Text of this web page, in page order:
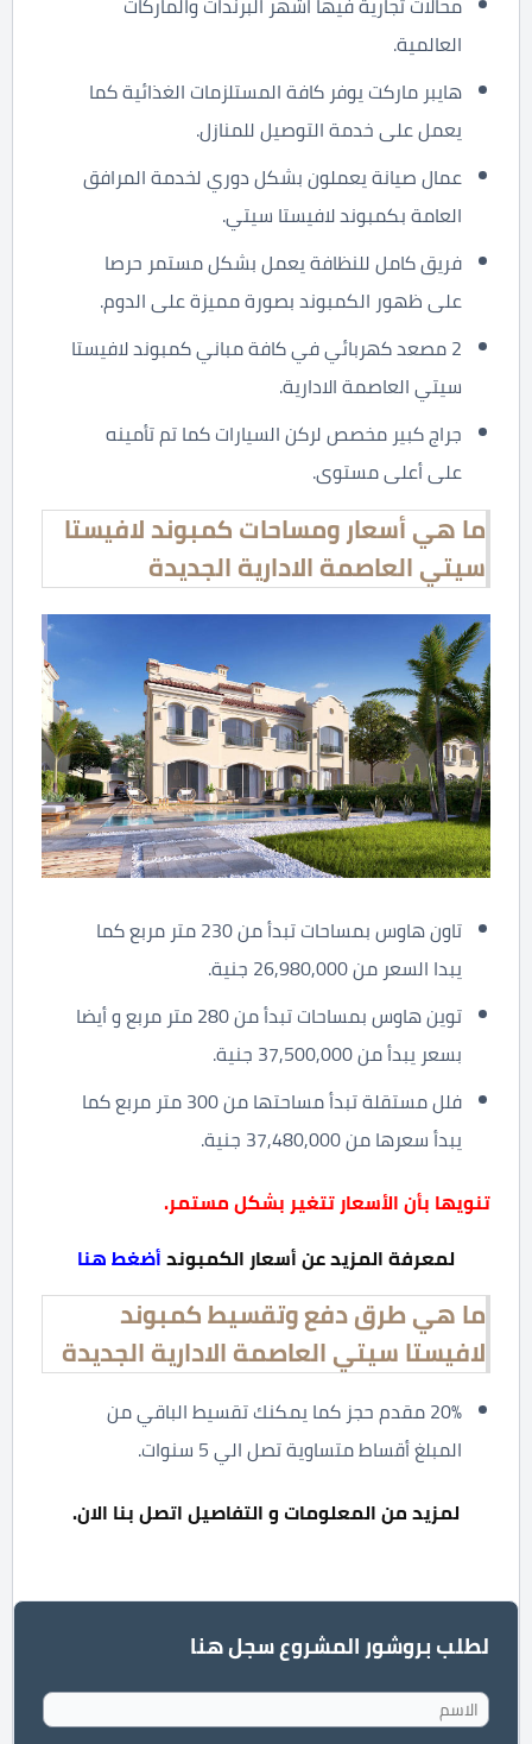
العالمية.
هايبر ماركت يوفر كافة المستلزمات الغذائية كما
يعمل على خدمة التوصيل للمنازل.
عمال صيانة يعملون بشكل دوري لخدمة المرافق
العامة بكمبوند لافيستا سيتي.
فريق كامل للنظافة يعمل بشكل مستمر حرصا
على ظهور الكمبوند بصورة مميزة على الدوم.
2 مصعد كهربائي في كافة مباني كمبوند لافيستا
سيتي العاصمة الادارية.
جراج كبير مخصص لركن السيارات كما تم تأمينه
على أعلى مستوى.
ما هي أسعار ومساحات كمبوند لافيستا
سيتي العاصمة الادارية الجديدة
تاون هاوس بمساحات تبدأ من 230 متر مربع كما
يبدا السعر من 26,980,000 جنية.
توين هاوس بمساحات تبدأ من 280 متر مربع و أيضا
بسعر يبدأ من 37,500,000 جنية.
فلل مستقلة تبدأ مساحتها من 300 متر مربع كما
يبدأ سعرها من 37,480,000 جنية.
تنويها بأن الأسعار تتغير بشكل مستمر.
لمعرفة المزيد عن أسعار الكمبوندأضغط هنا
ما هي طرق دفع وتقسيط كمبوند
لافيستا سيتي العاصمة الادارية الجديدة
20% مقدم حجز كما يمكنك تقسيط الباقي من
المبلغ أقساط متساوية تصل الي 5 سنوات.
لمزيد من المعلومات و التفاصيل اتصل بنا الان.
لطلب بروشور المشروع سجل هنا